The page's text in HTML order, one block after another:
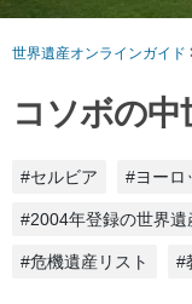
世界遺産オンラインガイド
コソボの中
#セルビア #ヨーロ
#2004年登録の世界遺
#危機遺産リスト #